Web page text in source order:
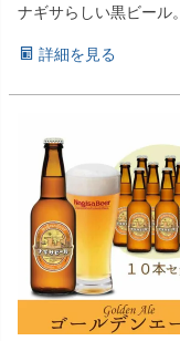
ナギサらしい黒ビール。
詳細を見る